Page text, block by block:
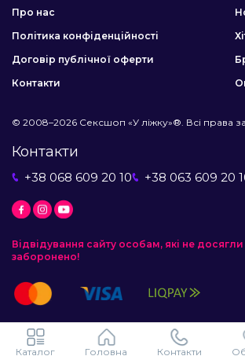
Про нас
Політика конфіденційності
Договір публічної оферти
Контакти
© 2008–2026 Сексшоп «У ліжку»®. Всі права
Контакти
+38 068 609 20 10 +38 063 609 20
Відвідування сайту особам, які не досягли
заборонено!
Каталог Головна Контакти